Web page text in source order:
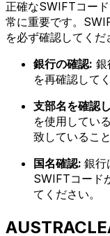
正確なSWIFTコー
常に重要です。
を必ず確認してくだ
銀行の確認: 銀
を再確認して
支部名を確認
を使用してい
致しているこ
国名確認: 銀行
SWIFTコード
てください。